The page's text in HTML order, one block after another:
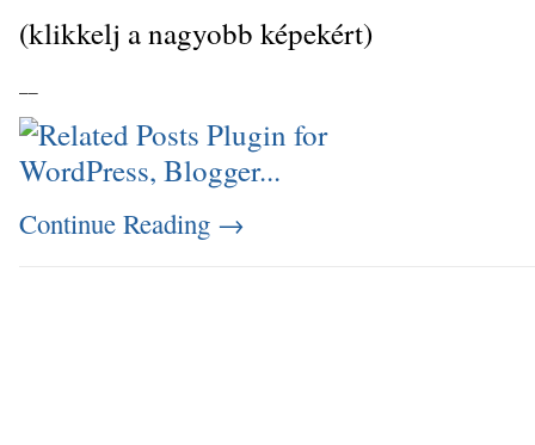
(klikkelj a nagyobb képekért)
Continue Reading →